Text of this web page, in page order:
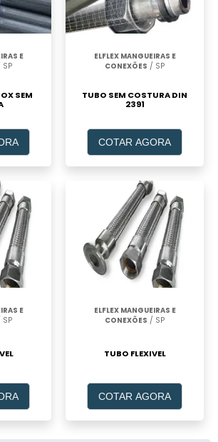
E
SP
SEM
ELFLEX MANGUEIRAS E
CONEXÕES / SP
TUBO SEM COSTURA DIN
2391
COTAR AGORA
E
SP
ELFLEX MANGUEIRAS E
CONEXÕES / SP
TUBO FLEXIVEL
COTAR AGORA